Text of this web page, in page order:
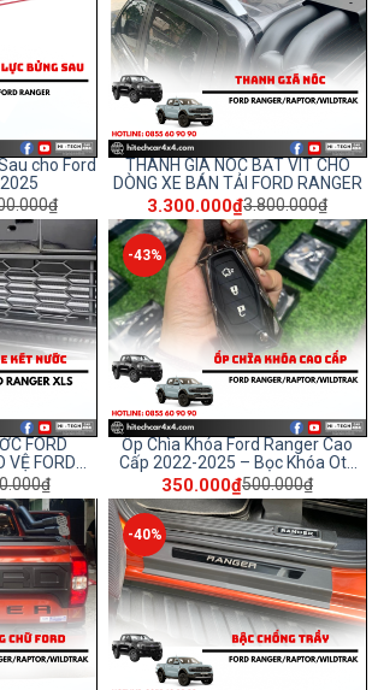
cho Ford
THANH GIÁ NÓC BẮT VÍT CHO
DÒNG XE BÁN TẢI FORD RANGER
3.300.000₫3.800.000₫
FORD
VỆ FORD
-43%
Ốp Chìa Khóa Ford Ranger Cao
Cấp 2022-2025 – Bọc Khóa Oto
Hợp Kim Chống Trầy Xước, Phụ
Kiện ô tô
350.000₫500.000₫
-40%